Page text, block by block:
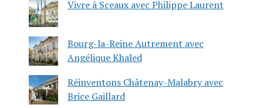
Vivre à Sceaux avec Philippe Laurent
Bourg-la-Reine Autrement avec
Angélique Khaled
Réinventons Châtenay-Malabry avec
Brice Gaillard